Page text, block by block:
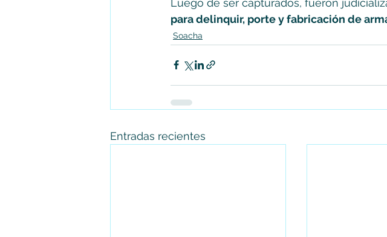
Luego de ser capturados, fueron
para delinquir, porte y fabricación de
Soacha
Entradas recientes